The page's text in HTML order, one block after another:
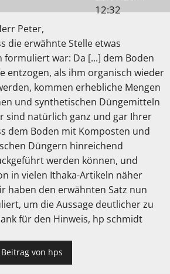
12:32
Peter,
die erwähnte Stelle etwas
war: Da [...] dem Boden
entzogen, als ihm organisch wieder
kommen erhebliche Mengen
und synthetischen Düngemitteln
sind natürlich ganz und gar Ihrer
dem Boden mit Komposten und
Düngern hinreichend
werden können, und
in vielen Ithaka-Artikeln näher
haben den erwähnten Satz nun
um die Aussage deutlicher zu
für den Hinweis, hp schmidt
von hps